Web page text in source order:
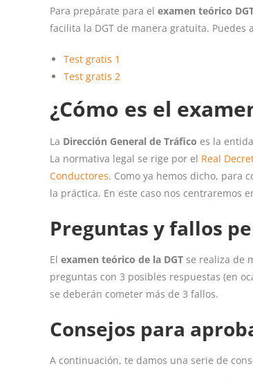
Para prepárate para el examen teórico
facilita la DGT de manera gratuita. Puedes
Test gratis 1
Test gratis 2
¿Cómo es el
La Dirección General de Tráfico es la
La normativa legal se rige por el Real
Conductores. Como ya hemos dicho, para
la práctica. En este caso nos centraremos
Preguntas y fallos
El examen teórico de la DGT se realiza de
preguntas con 3 posibles respuestas (en
se deberán cometer más de 3 fallos.
Consejos para
A continuación, te damos una serie de